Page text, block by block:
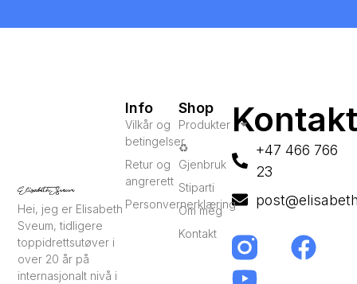
Hei, jeg er Elisabeth
Sveum, tidligere
toppidrettsutøver i
over 20 år på
internasjonalt nivå i
Shop
Produkter
♻️
Gjenbruk
Stiparti
Om meg
Kontakt
Info
Vilkår og
betingelser
Retur og
angrerett
Personvernerklæring
+47 466 766
23